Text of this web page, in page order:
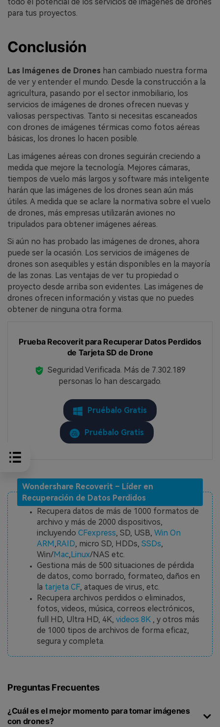
para tus proyectos.
Conclusión
Las Imágenes de Drones han cambiado nuestra forma
de ver y entender el mundo. Desde la construcción a la
agricultura, pasando por el sector inmobiliario, los
servicios de imágenes de drones ofrecen nuevas y
valiosas perspectivas. Tanto si necesitas escaneados
con drones de imágenes térmicas como fotos aéreas
básicas, los drones lo hacen posible.
Las imágenes aéreas con drones seguirán creciendo a
medida que mejore la tecnología. Mejores cámaras,
tiempos de vuelo más largos y software más inteligente
harán que las imágenes de los drones sean aún más
útiles. A medida que se aclare la normativa sobre el vuelo
de drones, más empresas utilizarán aviones no
tripulados para obtener imágenes aéreas.
Si aún no has probado las imágenes de drones, ahora
puede ser la ocasión. Los servicios de imágenes de
drones son asequibles y están disponibles en la mayoría
de las zonas. Las ventajas de ver tu propiedad o
proyecto desde arriba son evidentes. Las imágenes de
drones ofrecen información y vistas que no puedes
obtener de ninguna otra forma.
Prueba Recoverit para Recuperar Datos Perdidos
de Tarjeta SD de Drone
Seguridad Verificada. Más de 7.302.189
personas lo han descargado.
Pruébalo Gratis
Pruébalo Gratis
Wondershare Recoverit – Líder en
Recuperación de Datos Perdidos
Recupera datos de más de 1000 formatos de
archivo y más de 2000 dispositivos,
incluyendoCFexpress, SD, USB,Win On
ARM,RAID, micro SD, HDDs,SSDs,
Win/Mac,Linux/NAS etc.
Gestiona más de 500 situaciones de pérdida
de datos, como borrado, formateo, daños en
la tarjeta CF, ataques de virus, etc.
Recupera archivos perdidos o eliminados,
fotos, videos, música, correos electrónicos,
full HD, Ultra HD, 4K,videos 8K , y otros más
de 1000 tipos de archivos de forma eficaz,
segura y completa.
Preguntas Frecuentes
¿Cuál es el mejor momento para tomar imágenes
con drones?